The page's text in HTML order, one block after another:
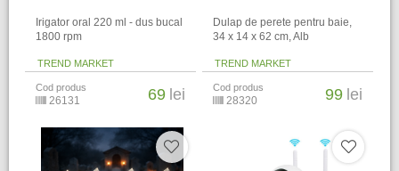
Irigator oral 220 ml - dus bucal
1800 rpm
TREND MARKET
Cod produs
26131 69 lei
Dulap de perete pentru baie,
34 x 14 x 62 cm​, Alb
TREND MARKET
Cod produs
28320 99 lei